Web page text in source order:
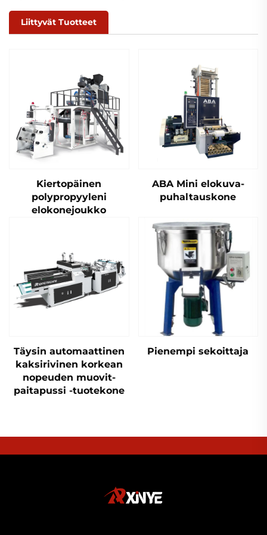
Liittyvät Tuotteet
Kiertopäinen
polypropyyleni
elokonejoukko
ABA Mini elokuva-
puhaltauskone
Täysin automaattinen
kaksirivinen korkean
nopeuden muovit-
paitapussi -tuotekone
Pienempi sekoittaja